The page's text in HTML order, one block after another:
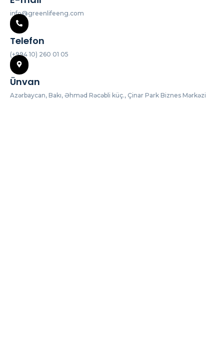
info@greenlifeeng.com
Telefon
(+994 10) 260 01 05
Ünvan
Azərbaycan, Bakı, Əhməd Rəcəbli küç., Çinar Park Biznes Mərkəzi